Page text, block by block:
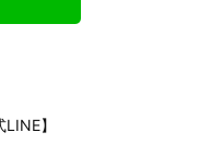
】